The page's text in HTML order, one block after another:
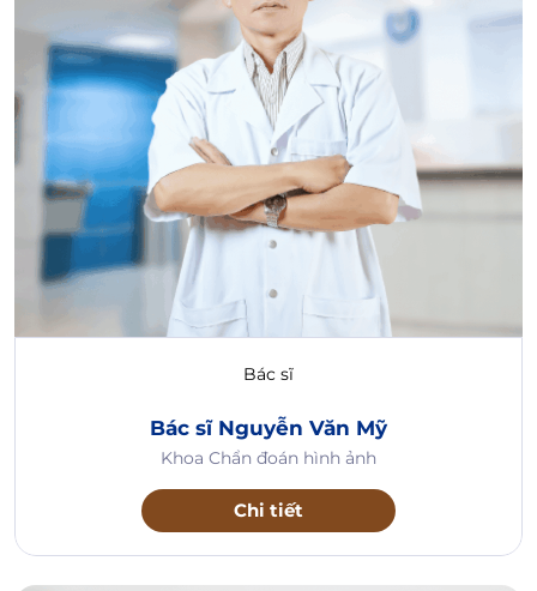
Bác sĩ
Bác sĩ Nguyễn Văn Mỹ
Khoa Chẩn đoán hình ảnh
Chi tiết